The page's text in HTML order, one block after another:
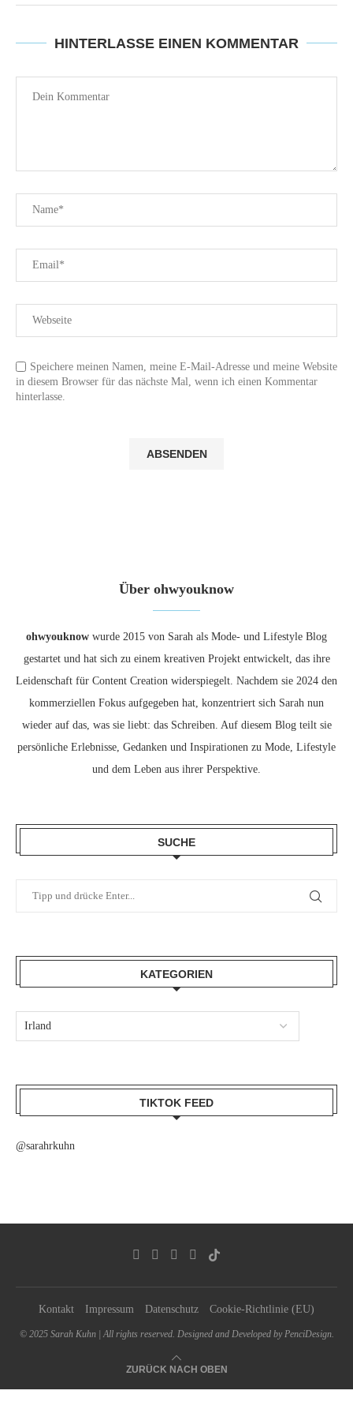
HINTERLASSE EINEN KOMMENTAR
Speichere meinen Namen, meine E-Mail-Adresse und meine Website
in diesem Browser für das nächste Mal, wenn ich einen Kommentar
hinterlasse.
Über ohwyouknow
ohwyouknow wurde 2015 von Sarah als Mode- und Lifestyle Blog
gestartet und hat sich zu einem kreativen Projekt entwickelt, das ihre
Leidenschaft für Content Creation widerspiegelt. Nachdem sie 2024 den
kommerziellen Fokus aufgegeben hat, konzentriert sich Sarah nun
wieder auf das, was sie liebt: das Schreiben. Auf diesem Blog teilt sie
persönliche Erlebnisse, Gedanken und Inspirationen zu Mode, Lifestyle
und dem Leben aus ihrer Perspektive.
SUCHE
KATEGORIEN
TIKTOK FEED
@sarahrkuhn
Kontakt Impressum Datenschutz Cookie-Richtlinie (EU)
© 2025 Sarah Kuhn | All rights reserved. Designed and Developed by PenciDesign.
ZURÜCK NACH OBEN